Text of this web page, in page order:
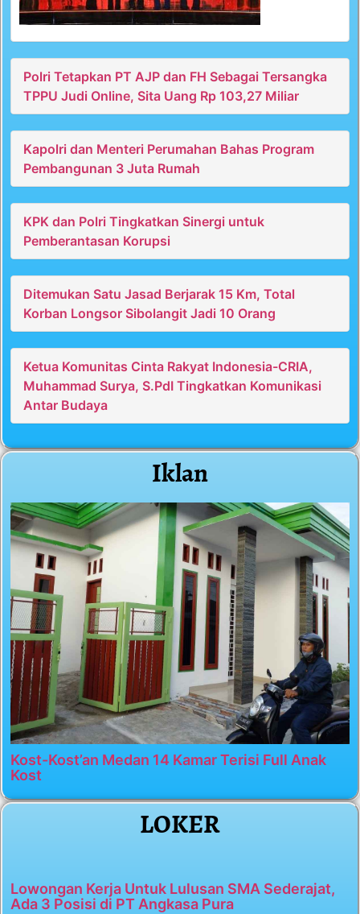
Polri Tetapkan PT AJP dan FH Sebagai Tersangka
TPPU Judi Online, Sita Uang Rp 103,27 Miliar
Kapolri dan Menteri Perumahan Bahas Program
Pembangunan 3 Juta Rumah
KPK dan Polri Tingkatkan Sinergi untuk
Pemberantasan Korupsi
Ditemukan Satu Jasad Berjarak 15 Km, Total
Korban Longsor Sibolangit Jadi 10 Orang
Ketua Komunitas Cinta Rakyat Indonesia-CRIA,
Muhammad Surya, S.PdI Tingkatkan Komunikasi
Antar Budaya
Iklan
Kost-Kost’an Medan 14 Kamar Terisi Full Anak
Kost
LOKER
Lowongan Kerja Untuk Lulusan SMA Sederajat,
Ada 3 Posisi di PT Angkasa Pura